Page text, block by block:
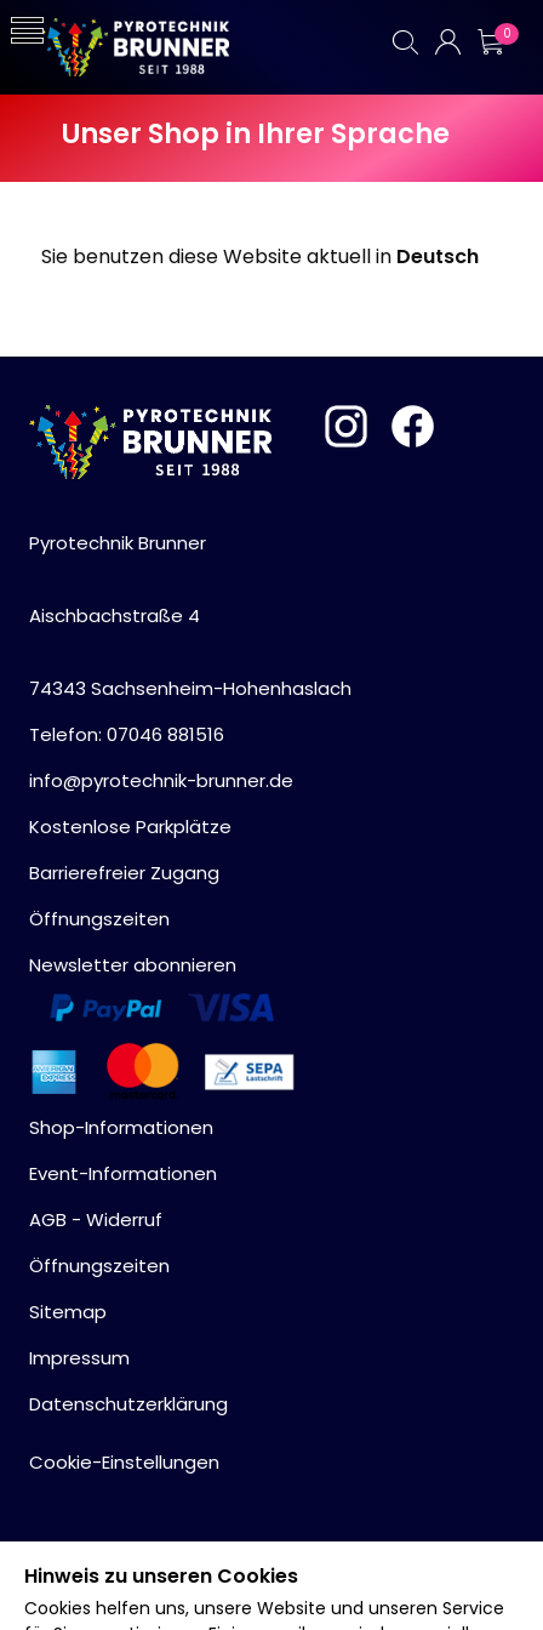
0
Unser Shop in Ihrer Sprache
Sie benutzen diese Website aktuell in Deutsch
Pyrotechnik Brunner
Aischbachstraße 4
74343 Sachsenheim-Hohenhaslach
Telefon: 07046 881516
info@pyrotechnik-brunner.de
Kostenlose Parkplätze
Barrierefreier Zugang
Öffnungszeiten
Newsletter abonnieren
Shop-Informationen
Event-Informationen
AGB - Widerruf
Öffnungszeiten
Sitemap
Impressum
Datenschutzerklärung
Cookie-Einstellungen
Hinweis zu unseren Cookies
Cookies helfen uns, unsere Website und unseren Service